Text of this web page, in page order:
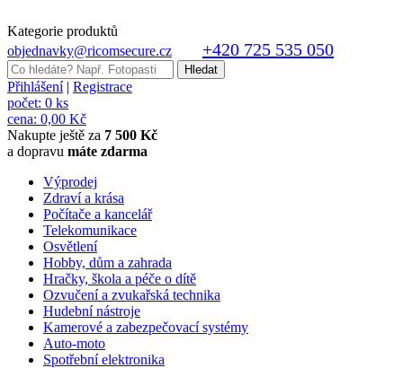
Kategorie produktů
objednavky@ricomsecure.cz
+420 725 535 050
Přihlášení| Registrace
počet: 0 ks
cena: 0,00 Kč
Nakupte ještě za 7 500 Kč
a dopravu máte zdarma
Výprodej
Zdraví a krása
Počítače a kancelář
Telekomunikace
Osvětlení
Hobby, dům a zahrada
Hračky, škola a péče o dítě
Ozvučení a zvukařská technika
Hudební nástroje
Kamerové a zabezpečovací systémy
Auto-moto
Spotřební elektronika